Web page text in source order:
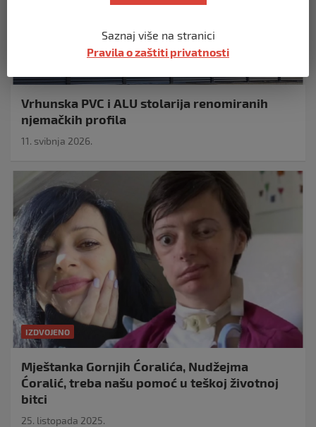
Vrhunska PVC i ALU stolarija renomiranih
njemačkih profila
11. svibnja 2026.
IZDVOJENO
Mještanka Gornjih Ćoralića, Nudžejma
Ćoralić, treba našu pomoć u teškoj životnoj
bitci
25. listopada 2025.
Saznaj više na stranici
Pravila o zaštiti privatnosti